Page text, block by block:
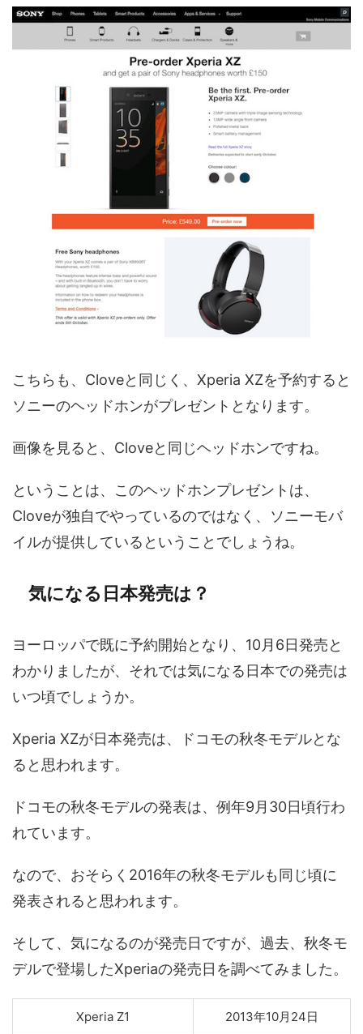
こちらも、Cloveと同じく、Xperia XZを予約すると
ソニーのヘッドホンがプレゼントとなります。
画像を見ると、Cloveと同じヘッドホンですね。
ということは、このヘッドホンプレゼントは、
Cloveが独自でやっているのではなく、ソニーモバ
イルが提供しているということでしょうね。
気になる日本発売は？
ヨーロッパで既に予約開始となり、10月6日発売と
わかりましたが、それでは気になる日本での発売は
いつ頃でしょうか。
Xperia XZが日本発売は、ドコモの秋冬モデルとな
ると思われます。
ドコモの秋冬モデルの発表は、例年9月30日頃行わ
れています。
なので、おそらく2016年の秋冬モデルも同じ頃に
発表されると思われます。
そして、気になるのが発売日ですが、過去、秋冬モ
デルで登場したXperiaの発売日を調べてみました。
Xperia Z1 2013年10月24日